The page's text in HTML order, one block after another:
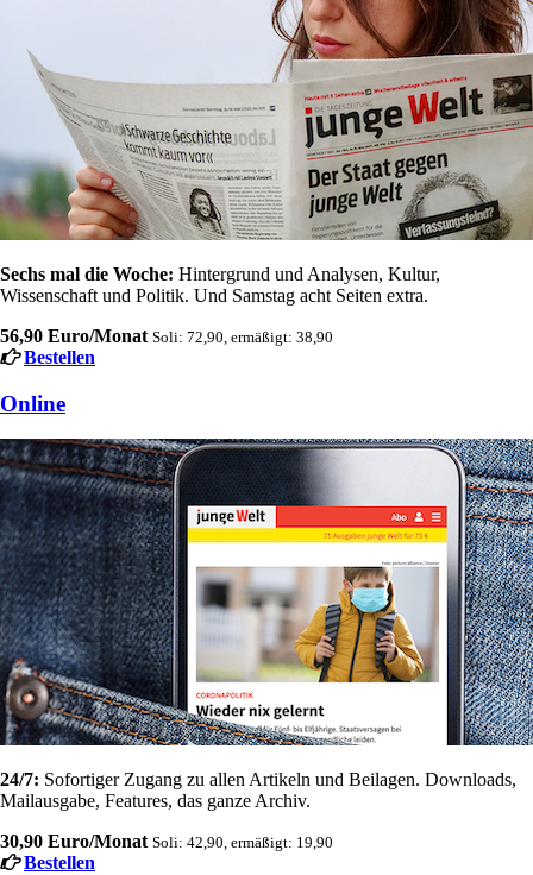
Sechs mal die Woche: Hintergrund und Analysen, Kultur,
Wissenschaft und Politik. Und Samstag acht Seiten extra.
56,90 Euro/Monat Soli: 72,90, ermäßigt: 38,90
Bestellen
Online
24/7: Sofortiger Zugang zu allen Artikeln und Beilagen. Downloads,
Mailausgabe, Features, das ganze Archiv.
30,90 Euro/Monat Soli: 42,90, ermäßigt: 19,90
Bestellen